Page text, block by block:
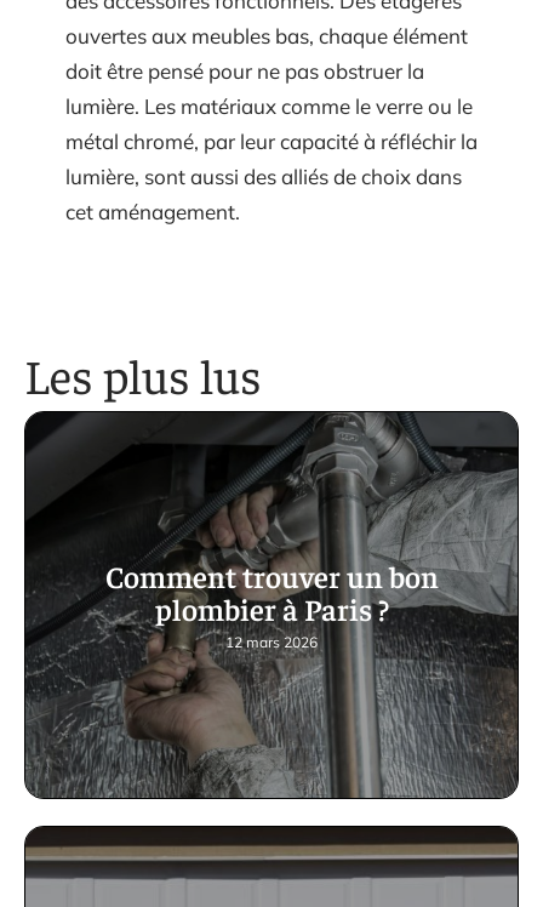
ouvertes aux meubles bas, chaque élément
doit être pensé pour ne pas obstruer la
lumière. Les matériaux comme le verre ou le
métal chromé, par leur capacité à réfléchir la
lumière, sont aussi des alliés de choix dans
cet aménagement.
Les plus lus
Comment trouver un bon
plombier à Paris ?
12 mars 2026